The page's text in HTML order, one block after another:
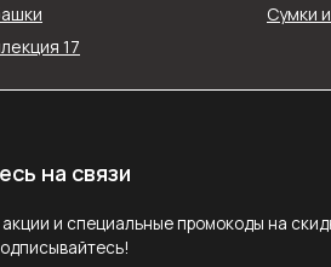
17
Сумки
на рассылку, вы соглашаетесь с